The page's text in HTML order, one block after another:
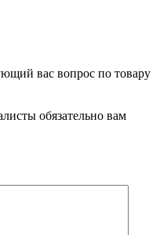
вас вопрос по товару
обязательно вам